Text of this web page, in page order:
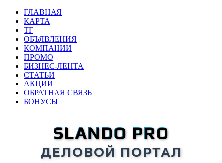
ГЛАВНАЯ
КАРТА
ТГ
ОБЪЯВЛЕНИЯ
КОМПАНИИ
ПРОМО
БИЗНЕС-ЛЕНТА
СТАТЬИ
АКЦИИ
ОБРАТНАЯ СВЯЗЬ
БОНУСЫ
SLANDO PRO
ДЕЛОВОЙ ПОРТАЛ